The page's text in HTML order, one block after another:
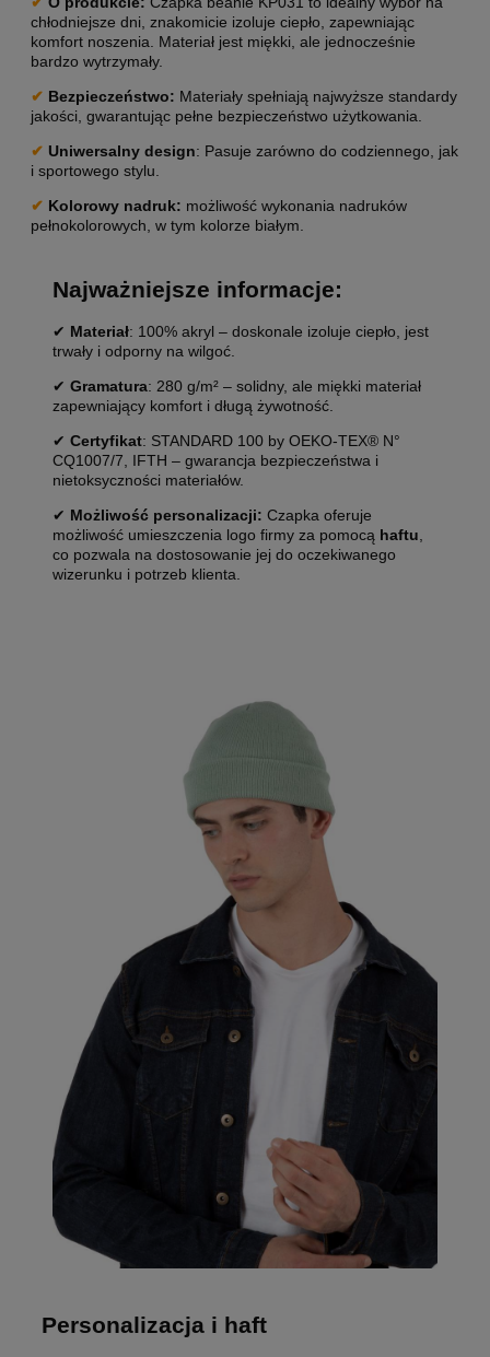
chłodniejsze dni, znakomicie izoluje ciepło, zapewniając
komfort noszenia. Materiał jest miękki, ale jednocześnie
bardzo wytrzymały.
✔ Bezpieczeństwo: Materiały spełniają najwyższe standardy
jakości, gwarantując pełne bezpieczeństwo użytkowania.
✔ Uniwersalny design: Pasuje zarówno do codziennego, jak
i sportowego stylu.
✔ Kolorowy nadruk: możliwość wykonania nadruków
pełnokolorowych, w tym kolorze białym.
Najważniejsze informacje:
✔ Materiał: 100% akryl – doskonale izoluje ciepło, jest
trwały i odporny na wilgoć.
✔ Gramatura: 280 g/m² – solidny, ale miękki materiał
zapewniający komfort i długą żywotność.
✔ Certyfikat: STANDARD 100 by OEKO-TEX® N°
CQ1007/7, IFTH – gwarancja bezpieczeństwa i
nietoksyczności materiałów.
✔ Możliwość personalizacji: Czapka oferuje
możliwość umieszczenia logo firmy za pomocą haftu
co pozwala na dostosowanie jej do oczekiwanego
wizerunku i potrzeb klienta.
Personalizacja i haft